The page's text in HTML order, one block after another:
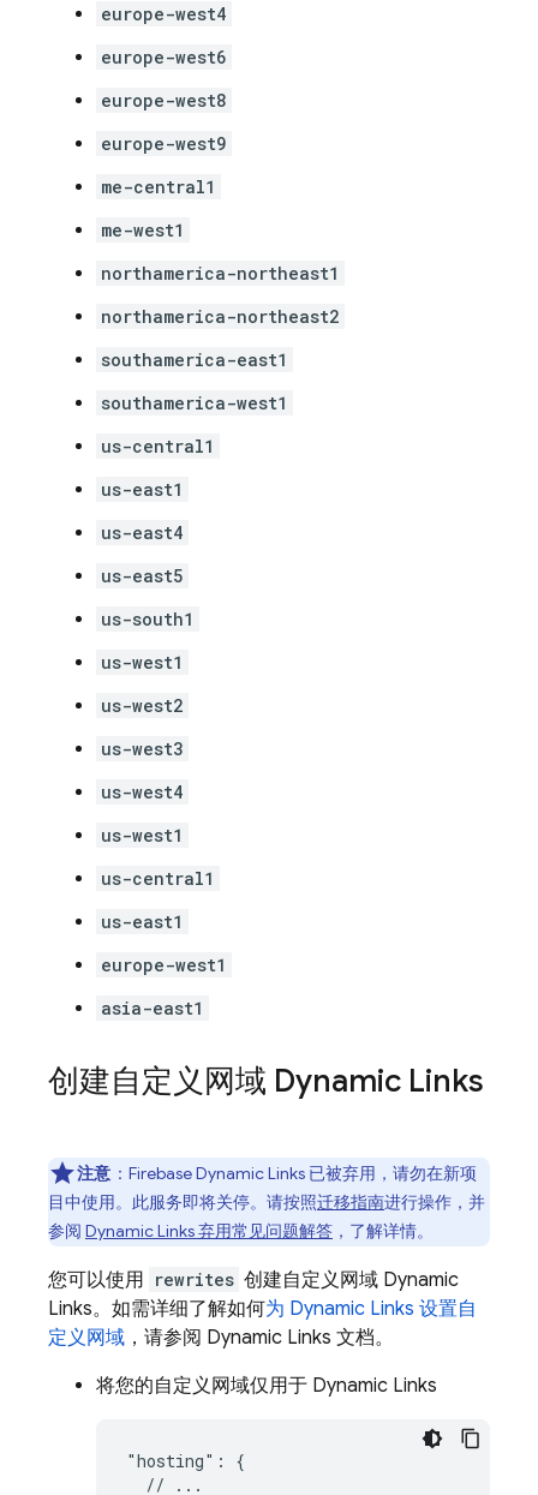
europe-west4
europe-west6
europe-west8
europe-west9
me-central1
me-west1
northamerica-northeast1
northamerica-northeast2
southamerica-east1
southamerica-west1
us-central1
us-east1
us-east4
us-east5
us-south1
us-west1
us-west2
us-west3
us-west4
us-west1
us-central1
us-east1
europe-west1
asia-east1
创建自定义网域 Dynamic Links
注意 ：Firebase Dynamic Links 已被弃用，请勿在新项
目中使用。 此服务即将关停。请按照迁移指南进行操作，并
参阅 Dynamic Links 弃用常见问题解答 ，了解详情。
您可以使用 rewrites 创建自定义网域 Dynamic
Links。如需详细了解如何为 Dynamic Links 设置自
定义网域 ，请参阅 Dynamic Links 文档。
将您的自定义网域仅用于 Dynamic Links
"hosting": {
  // ...